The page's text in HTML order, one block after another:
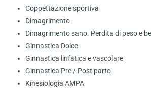
Coppettazione sportiva
Dimagrimento
Dimagrimento sano. Perdita di peso e
Ginnastica Dolce
Ginnastica linfatica e vascolare
Ginnastica Pre / Post parto
Kinesiologia AMPA